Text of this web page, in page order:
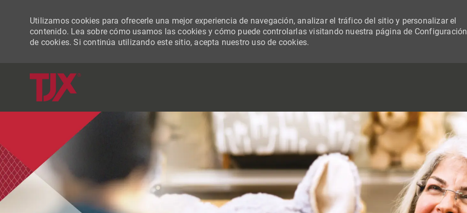
Utilizamos cookies para ofrecerle una mejor experiencia de navegación, analizar el tráfico del sitio y personalizar el
contenido. Lea sobre cómo usamos las cookies y cómo puede controlarlas visitando nuestra página de Configuración
de cookies. Si continúa utilizando este sitio, acepta nuestro uso de cookies.